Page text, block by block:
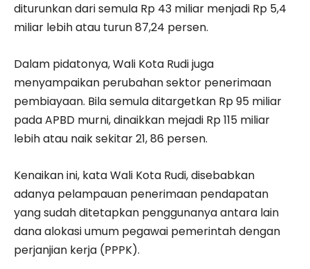
diturunkan dari semula Rp 43 miliar menjadi Rp 5,4
miliar lebih atau turun 87,24 persen.
Dalam pidatonya, Wali Kota Rudi juga
menyampaikan perubahan sektor penerimaan
pembiayaan. Bila semula ditargetkan Rp 95 miliar
pada APBD murni, dinaikkan mejadi Rp 115 miliar
lebih atau naik sekitar 21, 86 persen.
Kenaikan ini, kata Wali Kota Rudi, disebabkan
adanya pelampauan penerimaan pendapatan
yang sudah ditetapkan penggunanya antara lain
dana alokasi umum pegawai pemerintah dengan
perjanjian kerja (PPPK).